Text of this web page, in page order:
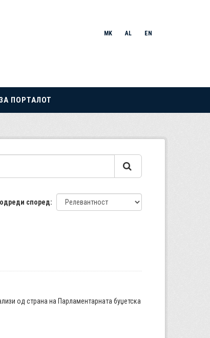
MK AL EN
ПОРТАЛОТ
според
од страна на Парламентарната буџетска